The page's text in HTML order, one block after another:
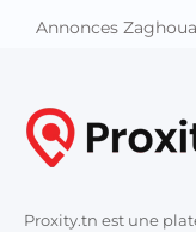
Annonces
Proxity.tn est une